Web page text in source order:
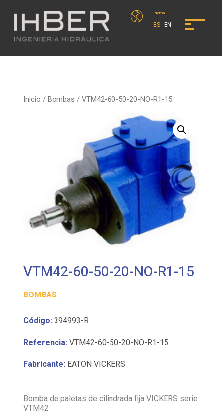
Idioma
ES EN
Inicio /Bombas / VTM42-60-50-20-NO-R1-15
VTM42-60-50-20-NO-R1-15
BOMBAS
Código: 394993-R
Referencia: VTM42-60-50-20-NO-R1-15
Fabricante: EATON VICKERS
Bomba de paletas de cilindrada fija VICKERS serie
VTM42